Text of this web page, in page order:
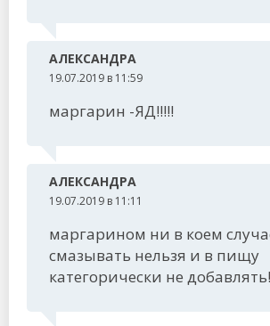
АЛЕКСАНДРА
19.07.2019 в 11:59
маргарин -ЯД!!!!!
АЛЕКСАНДРА
19.07.2019 в 11:11
маргарином ни в коем
смазывать нельзя и в пищу
категорически не